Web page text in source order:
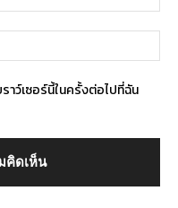
าว์เซอร์นี้ในครั้งต่อไปที่ฉัน